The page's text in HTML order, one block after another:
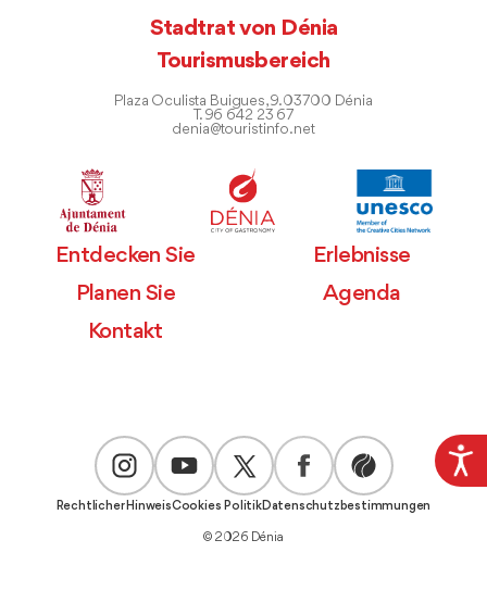
Stadtrat von Dénia
Tourismusbereich
Plaza Oculista Buigues, 9. 03700 Dénia
T. 96 642 23 67
denia@touristinfo.net
Entdecken Sie
Erlebnisse
Planen Sie
Agenda
Kontakt
Rechtlicher HinweisCookies PolitikDatenschutzbestimmungen
© 2026 Dénia